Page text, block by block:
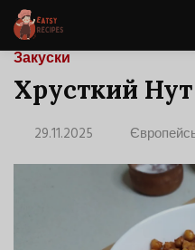
Закуски
Хрусткий
29.11.2025